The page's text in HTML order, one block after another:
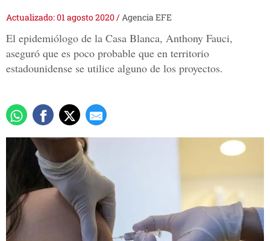
Actualizado: 01 agosto 2020/Agencia EFE
El epidemiólogo de la Casa Blanca, Anthony Fauci,
aseguró que es poco probable que en territorio
estadounidense se utilice alguno de los proyectos.